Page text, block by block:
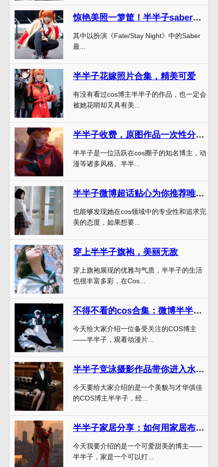
惊艳美照一箩筐！半半子saber最新图包来袭
其中以扮演《Fate/Stay Night》中的Saber
最...
半半子花嫁照片合集，精美可爱
有没有看过cos博主半半子的作品，也一定会
被她花哨却又具有美...
半半子收费，原图作品一次性分享全部
半半子是一位活跃在cos圈子的知名博主，动
漫等诸多风格。半半...
半半子微博超话贴心为你推荐唯美cos图片盘点
也能够发现她在cos领域中的专业性和追求完
美的态度，如果想要...
穿上半半子旗袍，美丽无敌
穿上旗袍展现的优雅与气质，半半子的生活
也很丰富多彩，在Cos...
不得不看的cos合集：微博半半子更新啦
今天给大家介绍一位备受关注的COS博主
——半半子，观看动漫片...
半半子竞泳摄影作品带你进入水中世界。
今天要给大家介绍的是一个美貌与才华俱佳
的COS博主半半子，经...
半半子家居分享：如何用家居布局营造诗意生活？
今天我要介绍的是一个可爱甜美的博主——
半半子，家是一个可以打...